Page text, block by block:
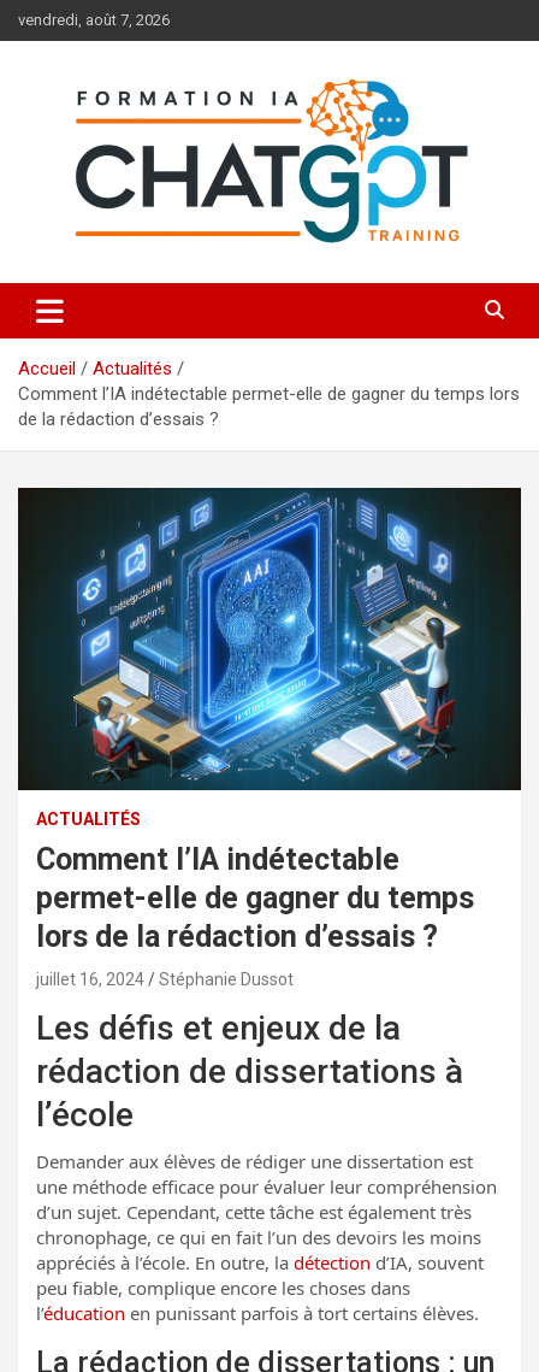
au
vendredi, août 7, 2026
Formation IA ChatGPT
Accueil
Actualités
Comment l’IA indétectable permet-elle de gagner du temps lors
de la rédaction d’essais ?
ACTUALITÉS
Comment l’IA indétectable
permet-elle de gagner du temps
lors de la rédaction d’essais ?
juillet 16, 2024 Stéphanie Dussot
Les défis et enjeux de la
rédaction de dissertations à
l’école
Demander aux élèves de rédiger une dissertation est
une méthode efficace pour évaluer leur compréhension
d’un sujet. Cependant, cette tâche est également très
chronophage, ce qui en fait l’un des devoirs les moins
appréciés à l’école. En outre, la détection d’IA, souvent
peu fiable, complique encore les choses dans
l’éducation en punissant parfois à tort certains élèves.
La rédaction de dissertations : un